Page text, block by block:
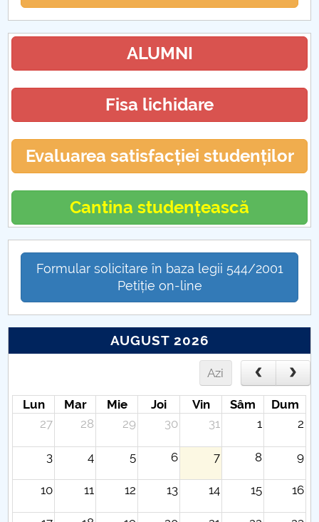
ALUMNI
Fisa lichidare
Evaluarea satisfacției studenților
Cantina studențească
Formular solicitare în baza legii 544/2001
Petiție on-line
AUGUST 2026
Azi
Lun Mar Mie Joi Vin Sâm
Dum
27
28 29 30 31 1 2
3 4 5 6 7 8 9
10 11 12 13 14 15 16